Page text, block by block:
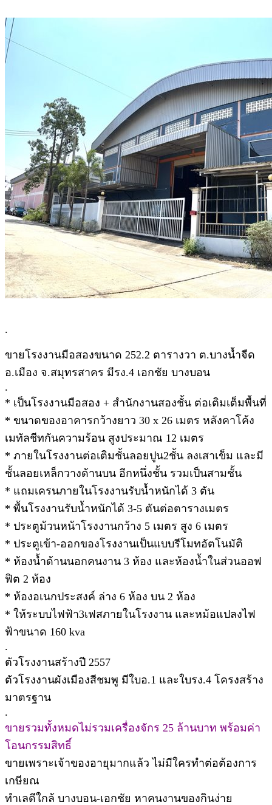
.
ขายโรงงานมือสองขนาด 252.2 ตารางวา ต.บางน้ำจืด
อ.เมือง จ.สมุทรสาคร มีรง.4 เอกชัย บางบอน
.
* เป็นโรงงานมือสอง + สำนักงานสองชั้น ต่อเติมเต็มพื้นที่
* ขนาดของอาคารกว้างยาว 30 x 26 เมตร หลังคาโค้ง
เมทัลชีทกันความร้อน สูงประมาณ 12 เมตร
* ภายในโรงงานต่อเติมชั้นลอยปูน2ชั้น ลงเสาเข็ม และมี
ชั้นลอยเหล็กวางด้านบน อีกหนึ่งชั้น รวมเป็นสามชั้น
* แถมเครนภายในโรงงานรับน้ำหนักได้ 3 ตัน
* พื้นโรงงานรับน้ำหนักได้ 3-5 ตันต่อตารางเมตร
* ประตูม้วนหน้าโรงงานกว้าง 5 เมตร สูง 6 เมตร
* ประตูเข้า-ออกของโรงงานเป็นแบบรีโมทอัตโนมัติ
* ห้องน้ำด้านนอกคนงาน 3 ห้อง และห้องน้ำในส่วนออฟ
ฟิต 2 ห้อง
* ห้องอเนกประสงค์ ล่าง 6 ห้อง บน 2 ห้อง
* ให้ระบบไฟฟ้า3เฟสภายในโรงงาน และหม้อแปลงไฟ
ฟ้าขนาด 160 kva
.
ตัวโรงงานสร้างปี 2557
ตัวโรงงานผังเมืองสีชมพู มีใบอ.1 และใบรง.4 โครงสร้าง
มาตรฐาน
.
ขายรวมทั้งหมดไม่รวมเครื่องจักร 25 ล้านบาท พร้อมค่า
โอนกรรมสิทธิ์
ขายเพราะเจ้าของอายุมากแล้ว ไม่มีใครทำต่อต้องการ
เกษียณ
ทำเลดีใกล้ บางบอน-เอกชัย หาคนงานของกินง่าย